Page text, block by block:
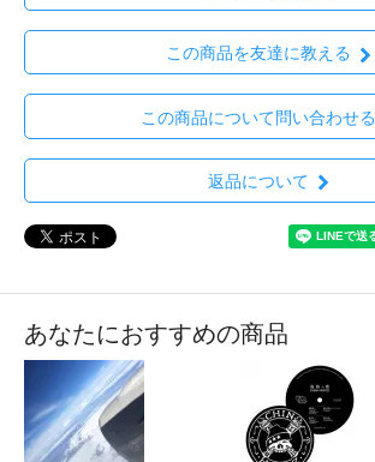
この商品を友達に教える
この商品について問い合わせる
返品について
あなたにおすすめの商品